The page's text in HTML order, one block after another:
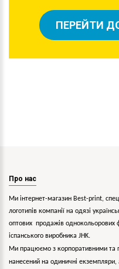
ПЕРЕЙТИ
Про нас
Ми інтернет-магазин Best-print,
логотипів компанії на одязі
оптових продажів однокольорових
іспанського виробника JHK.
Ми працюємо з корпоративними та
нанесений на одиничні